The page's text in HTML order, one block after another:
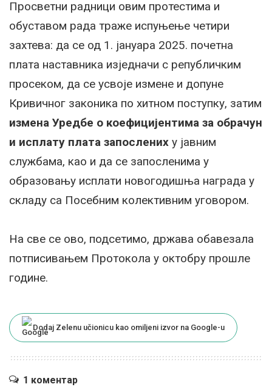
Просветни радници овим протестима и
обуставом рада траже испуњење четири
захтева: да се од 1. јануара 2025. почетна
плата наставника изједначи с републичким
просеком, да се усвоје измене и допуне
Кривичног законика по хитном поступку, затим
измена Уредбе о коефицијентима за обрачун
и исплату плата запослених у јавним
службама, као и да се запосленима у
образовању исплати новогодишња награда у
складу са Посебним колективним уговором.
На све се ово, подсетимо, држава обавезала
потписивањем Протокола у октобру прошле
године.
Dodaj Zelenu učionicu kao omiljeni izvor na Google-u
1 коментар